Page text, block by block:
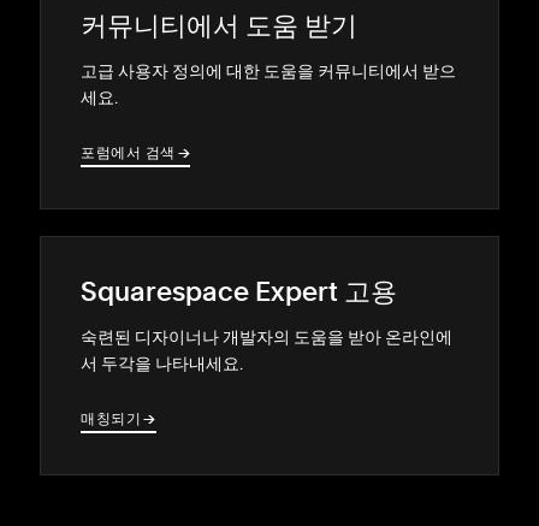
커뮤니티에서 도움 받기
고급 사용자 정의에 대한 도움을 커뮤니티에서 받으
세요.
포럼에서 검색 →
→
Squarespace Expert 고용
숙련된 디자이너나 개발자의 도움을 받아 온라인에
서 두각을 나타내세요.
매칭되기 →
→